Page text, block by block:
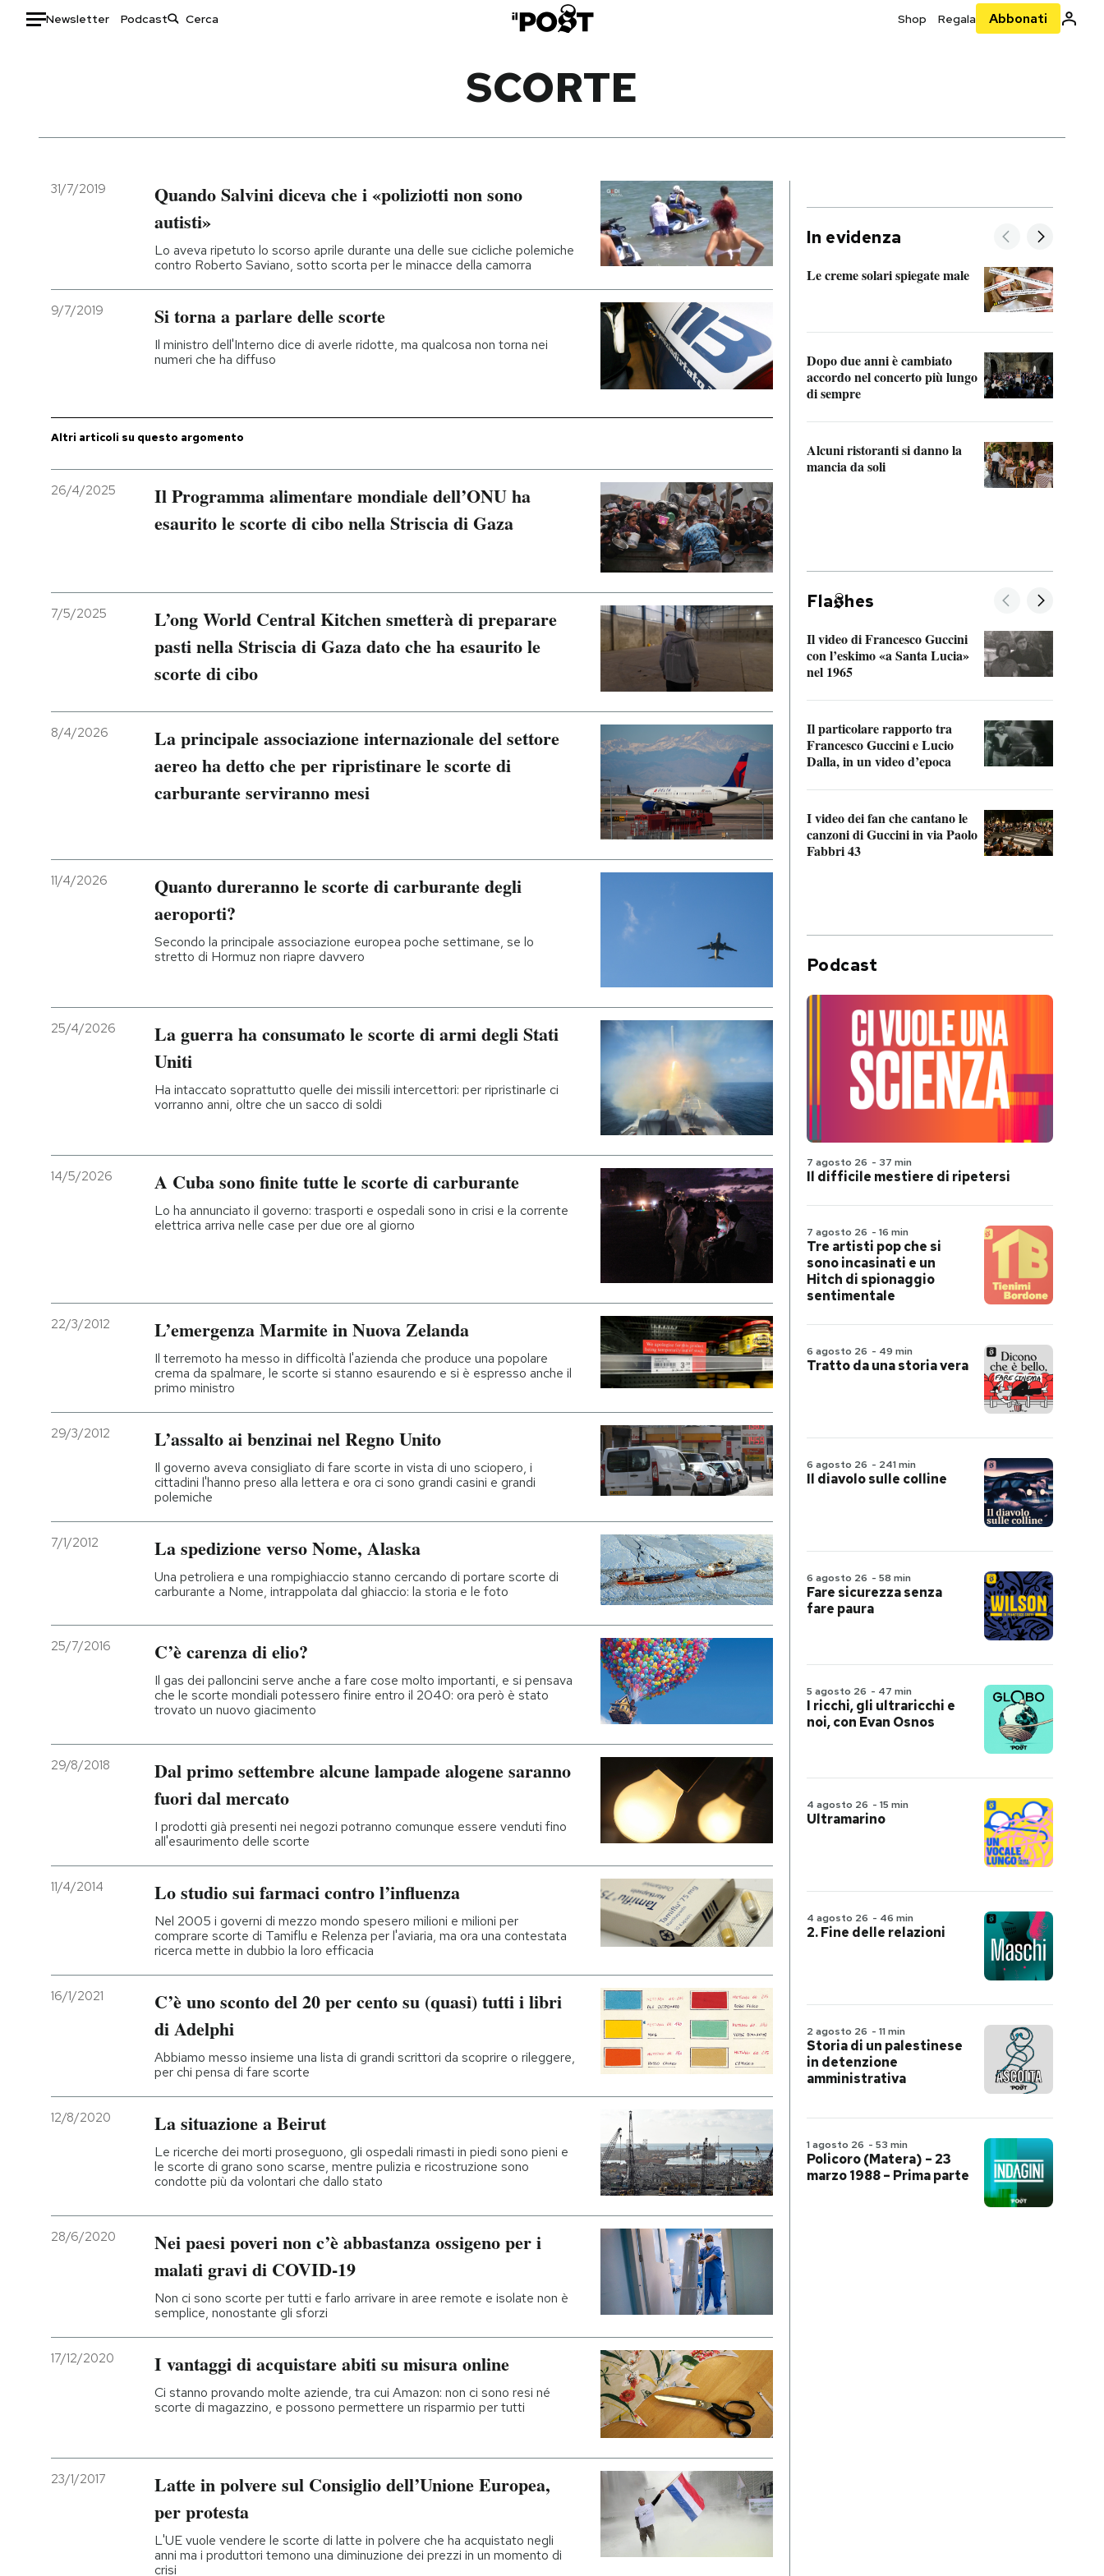
Newsletter Podcast Shop Regala Abbonati
Italia
Politica
Economia
Moda
Ok Boomer!
Media
Mondiali calcio 2026
CALENDARIO
AREA PERSONALE
SCORTE
31/7/2019
Quando Salvini diceva che i «poliziotti non sono
autisti»
Lo aveva ripetuto lo scorso aprile durante una delle sue cicliche polemiche
contro Roberto Saviano, sotto scorta per le minacce della camorra
9/7/2019 Si torna a parlare delle scorte
Il ministro dell'Interno dice di averle ridotte, ma qualcosa non torna nei
numeri che ha diffuso
Altri articoli su questo argomento
26/4/2025
Il Programma alimentare mondiale dell’ONU ha
esaurito le scorte di cibo nella Striscia di Gaza
7/5/2025
L’ong World Central Kitchen smetterà di preparare
pasti nella Striscia di Gaza dato che ha esaurito le
scorte di cibo
8/4/2026
La principale associazione internazionale del settore
aereo ha detto che per ripristinare le scorte di
carburante serviranno mesi
11/4/2026
Quanto dureranno le scorte di carburante degli
aeroporti?
Secondo la principale associazione europea poche settimane, se lo
stretto di Hormuz non riapre davvero
25/4/2026
La guerra ha consumato le scorte di armi degli Stati
Uniti
Ha intaccato soprattutto quelle dei missili intercettori: per ripristinarle ci
vorranno anni, oltre che un sacco di soldi
14/5/2026 A Cuba sono finite tutte le scorte di carburante
Lo ha annunciato il governo: trasporti e ospedali sono in crisi e la corrente
elettrica arriva nelle case per due ore al giorno
22/3/2012 L’emergenza Marmite in Nuova Zelanda
Il terremoto ha messo in difficoltà l'azienda che produce una popolare
crema da spalmare, le scorte si stanno esaurendo e si è espresso anche il
primo ministro
29/3/2012 L’assalto ai benzinai nel Regno Unito
Il governo aveva consigliato di fare scorte in vista di uno sciopero, i
cittadini l'hanno preso alla lettera e ora ci sono grandi casini e grandi
polemiche
7/1/2012 La spedizione verso Nome, Alaska
Una petroliera e una rompighiaccio stanno cercando di portare scorte di
carburante a Nome, intrappolata dal ghiaccio: la storia e le foto
25/7/2016 C’è carenza di elio?
Il gas dei palloncini serve anche a fare cose molto importanti, e si pensava
che le scorte mondiali potessero finire entro il 2040: ora però è stato
trovato un nuovo giacimento
29/8/2018
Dal primo settembre alcune lampade alogene saranno
fuori dal mercato
I prodotti già presenti nei negozi potranno comunque essere venduti fino
all'esaurimento delle scorte
11/4/2014 Lo studio sui farmaci contro l’influenza
Nel 2005 i governi di mezzo mondo spesero milioni e milioni per
comprare scorte di Tamiflu e Relenza per l'aviaria, ma ora una contestata
ricerca mette in dubbio la loro efficacia
16/1/2021
C’è uno sconto del 20 per cento su (quasi) tutti i libri
di Adelphi
Abbiamo messo insieme una lista di grandi scrittori da scoprire o rileggere,
per chi pensa di fare scorte
12/8/2020 La situazione a Beirut
Le ricerche dei morti proseguono, gli ospedali rimasti in piedi sono pieni e
le scorte di grano sono scarse, mentre pulizia e ricostruzione sono
condotte più da volontari che dallo stato
28/6/2020
Nei paesi poveri non c’è abbastanza ossigeno per i
malati gravi di COVID-19
Non ci sono scorte per tutti e farlo arrivare in aree remote e isolate non è
semplice, nonostante gli sforzi
17/12/2020 I vantaggi di acquistare abiti su misura online
Ci stanno provando molte aziende, tra cui Amazon: non ci sono resi né
scorte di magazzino, e possono permettere un risparmio per tutti
23/1/2017
Latte in polvere sul Consiglio dell’Unione Europea,
per protesta
L'UE vuole vendere le scorte di latte in polvere che ha acquistato negli
anni ma i produttori temono una diminuzione dei prezzi in un momento di
crisi
In evidenza
Le creme solari spiegate male
Dopo due anni è cambiato
accordo nel concerto più lungo
di sempre
Alcuni ristoranti si danno la
mancia da soli
Fla hes
Il video di Francesco Guccini
con l’eskimo «a Santa Lucia»
nel 1965
Il particolare rapporto tra
Francesco Guccini e Lucio
Dalla, in un video d’epoca
I video dei fan che cantano le
canzoni di Guccini in via Paolo
Fabbri 43
Podcast
7 agosto 26 - 37 min
Il difficile mestiere di ripetersi
7 agosto 26 - 16 min
Tre artisti pop che si
sono incasinati e un
Hitch di spionaggio
sentimentale
6 agosto 26 - 49 min
Tratto da una storia vera
6 agosto 26 - 241 min
Il diavolo sulle colline
6 agosto 26 - 58 min
Fare sicurezza senza
fare paura
5 agosto 26 - 47 min
I ricchi, gli ultraricchi e
noi, con Evan Osnos
4 agosto 26 - 15 min
Ultramarino
4 agosto 26 - 46 min
2. Fine delle relazioni
2 agosto 26 - 11 min
Storia di un palestinese
in detenzione
amministrativa
1 agosto 26 - 53 min
Policoro (Matera) – 23
marzo 1988 – Prima parte